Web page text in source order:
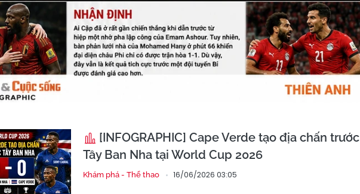
[INFOGRAPHIC] Cape Verde tạo địa chấn trước
Tây Ban Nha tại World Cup 2026
Khám phá - Thể thao 16/06/2026 03:05